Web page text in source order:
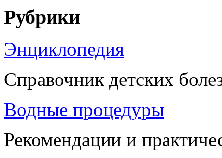
Рубрики
Энциклопедия
Справочник детских
Водные процедуры
Рекомендации и